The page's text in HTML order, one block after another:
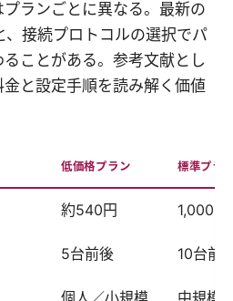
ランごとに異なる。最新の
接続プロトコルの選択でパ
ことがある。参考文献とし
と設定手順を読み解く価値
低価格プラン 標準プラ
約540円 1,000円
5台前後 10台前